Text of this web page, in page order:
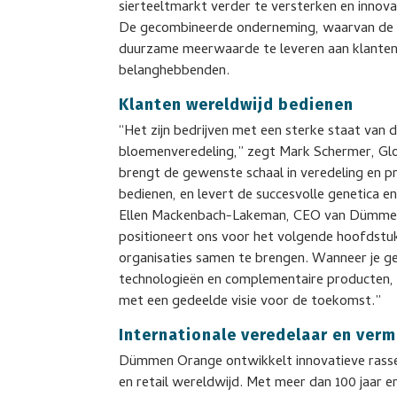
sierteeltmarkt verder te versterken en
De gecombineerde onderneming, waarvan
duurzame meerwaarde te leveren aan
belanghebbenden.
Klanten wereldwijd bedienen
“Het zijn bedrijven met een sterke staat van
bloemenveredeling,” zegt Mark Schermer,
brengt de gewenste schaal in veredeling en
bedienen, en levert de succesvolle genetica
Ellen Mackenbach-Lakeman, CEO van
positioneert ons voor het volgende
organisaties samen te brengen. Wanneer je
technologieën en complementaire
met een gedeelde visie voor de toekomst.”
Internationale veredelaar en
Dümmen Orange ontwikkelt innovatieve
en retail wereldwijd. Met meer dan 100 jaar